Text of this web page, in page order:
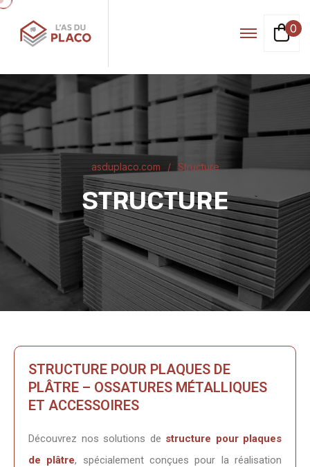
0
asduplaco.com Structure
STRUCTURE
STRUCTURE POUR PLAQUES DE
PLÂTRE – OSSATURES MÉTALLIQUES
ET ACCESSOIRES
Découvrez nos solutions de structure pour plaques
de plâtre, spécialement conçues pour la réalisation